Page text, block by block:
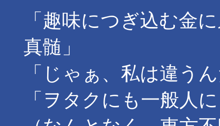
「趣味につぎ込む金
真髄」
「じゃぁ、私は違う
「ヲタクにも一般人